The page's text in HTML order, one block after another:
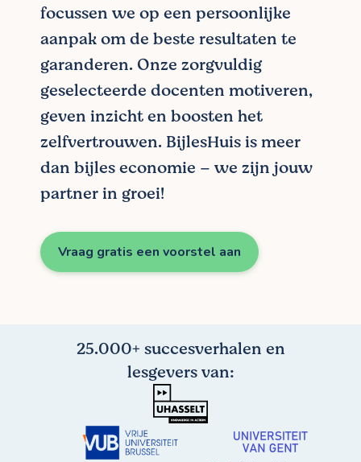
focussen we op een persoonlijke
aanpak om de beste resultaten te
garanderen. Onze zorgvuldig
geselecteerde docenten motiveren,
geven inzicht en boosten het
zelfvertrouwen. BijlesHuis is meer
dan bijles economie – we zijn jouw
partner in groei!
Vraag gratis een voorstel aan
25.000+ succesverhalen en
lesgevers van: